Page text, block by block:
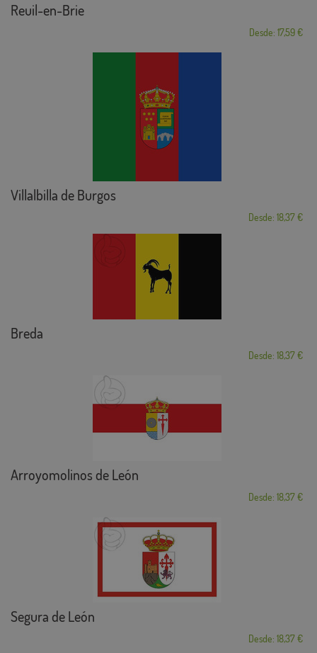
Reuil-en-Brie
Desde: 17,59 €
Villalbilla de Burgos
Desde: 18,37 €
Breda
Desde: 18,37 €
Arroyomolinos de León
Desde: 18,37 €
Segura de León
Desde: 18,37 €